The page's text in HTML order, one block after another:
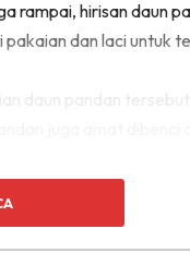
rampai, hirisan daun
dan laci untuk